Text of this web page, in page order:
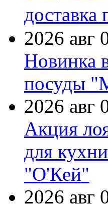
доставка
2026 авг
Новинка
посуды
2026 авг
Акция
для
"О'Кей"
2026 авг